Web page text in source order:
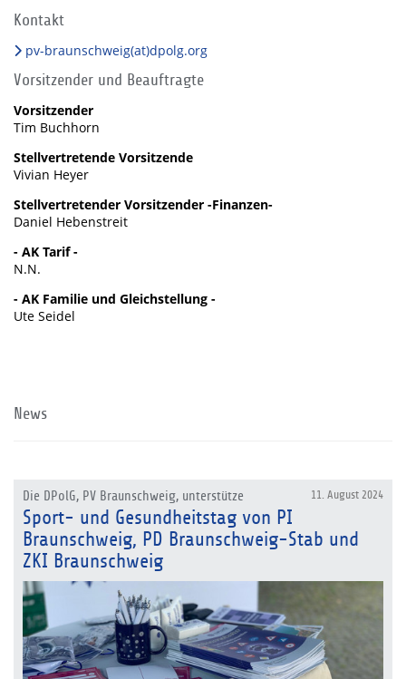
Kontakt
pv-braunschweig(at)dpolg.org
Vorsitzender und Beauftragte
Vorsitzender
Tim Buchhorn
Stellvertretende Vorsitzende
Vivian Heyer
Stellvertretender Vorsitzender -Finanzen-
Daniel Hebenstreit
- AK Tarif -
N.N.
- AK Familie und Gleichstellung -
Ute Seidel
News
11. August 2024
Die DPolG, PV Braunschweig, unterstütze
Sport- und Gesundheitstag von PI
Braunschweig, PD Braunschweig-Stab und
ZKI Braunschweig